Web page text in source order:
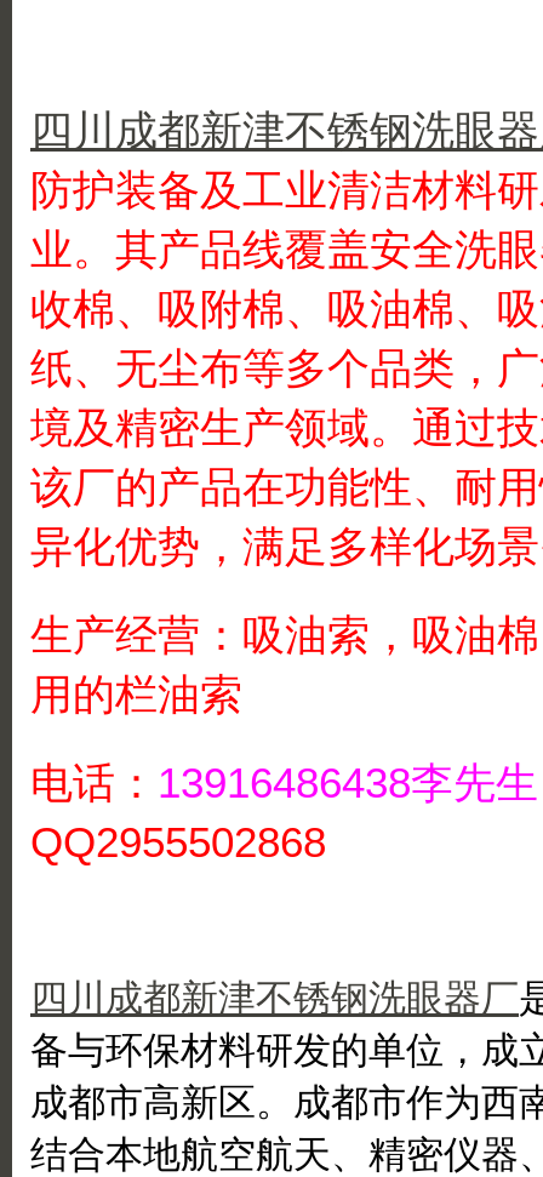
四川成都新津不锈钢洗眼
防护装备及工业清洁材料
业。其产品线覆盖安全洗
收棉、吸附棉、吸油棉、
纸、无尘布等多个品类，
境及精密生产领域。通过
该厂的产品在功能性、耐
异化优势，满足多样化场
生产经营：吸油索，吸油
用的栏油索
电话： 13916486438李先
QQ2955502868
四川成都新津不锈钢洗眼器厂
备与环保材料研发的单位，成
成都市高新区。成都市作为西
结合本地航空航天、精密仪器